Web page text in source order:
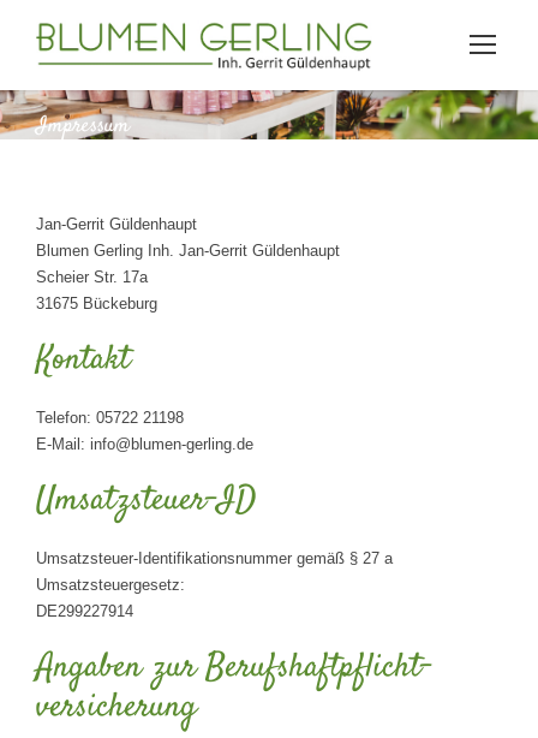
Impressum
Jan-Gerrit Güldenhaupt
Blumen Gerling Inh. Jan-Gerrit Güldenhaupt
Scheier Str. 17a
31675 Bückeburg
Kontakt
Telefon: 05722 21198
E-Mail: info@blumen-gerling.de
Umsatzsteuer-ID
Umsatzsteuer-Identifikationsnummer gemäß § 27 a
Umsatzsteuergesetz:
DE299227914
Angaben zur Berufs­haftpflicht­
versicherung